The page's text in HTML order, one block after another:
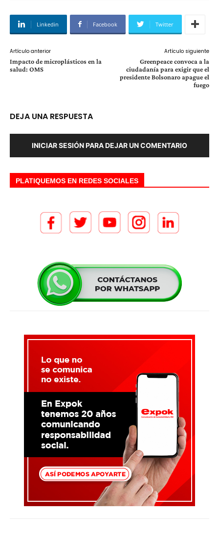
Linkedin Facebook Twitter
Artículo anterior
Impacto de microplásticos en la
salud: OMS
Artículo siguiente
Greenpeace convoca a la
ciudadanía para exigir que el
presidente Bolsonaro apague el
fuego
DEJA UNA RESPUESTA
INICIAR SESIÓN PARA DEJAR UN COMENTARIO
PLATIQUEMOS EN REDES SOCIALES